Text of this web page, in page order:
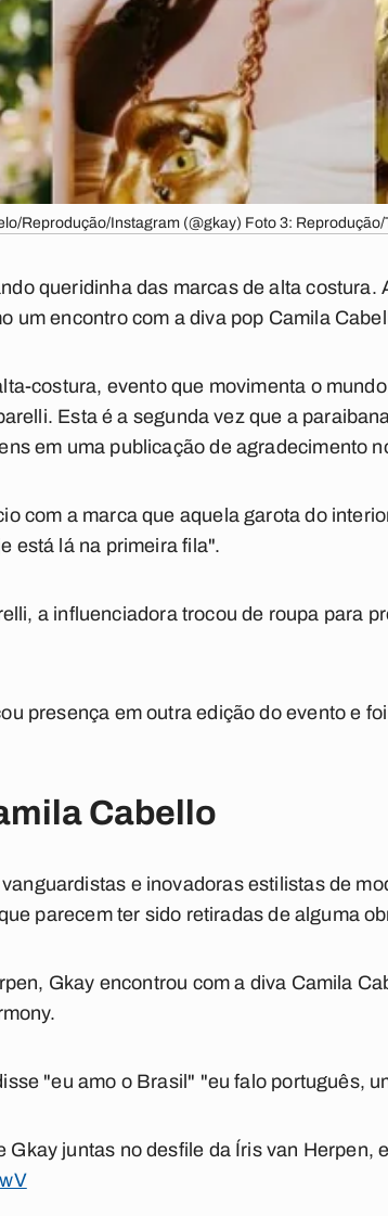
Reprodução/Instagram (@gkay) Foto 3:
queridinha das marcas de alta costura.
um encontro com a diva pop Camila
costura, evento que movimenta o
Esta é a segunda vez que a
em uma publicação de agradecimento
com a marca que aquela garota do
está lá na primeira fila".
a influenciadora trocou de roupa para
presença em outra edição do evento e
Cabello
e inovadoras estilistas de
parecem ter sido retiradas de alguma
Gkay encontrou com a diva Camila
"eu amo o Brasil" "eu falo português,
Gkay juntas no desfile da Íris van Herpen,